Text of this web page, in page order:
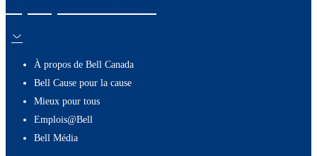
À propos de Bell Canada
Bell Cause pour la cause
Mieux pour tous
Emplois@Bell
Bell Média